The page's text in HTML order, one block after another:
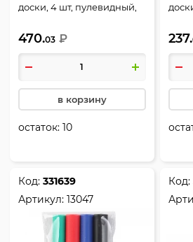
доски, 4 шт, пулевидный,
упаковка пластиковая
коробка, европодвес,
Centropen, 8550/04
470.03 ₽
в корзину
остаток:10
505-
237.
Код:331639
Артикул:13047
Код: